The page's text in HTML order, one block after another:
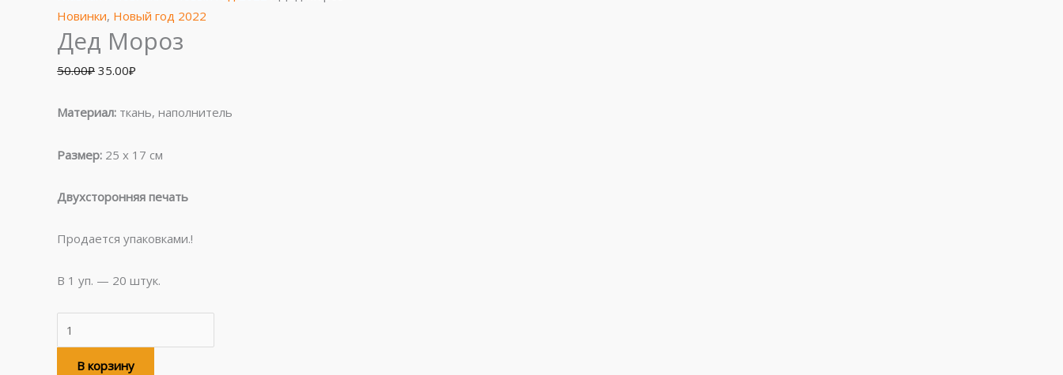
Новинки, Новый год 2022
Дед Мороз
50.00₽ 35.00₽
Материал: ткань, наполнитель
Размер: 25 х 17 см
Двухсторонняя печать
Продается упаковками.!
В 1 уп. — 20 штук.
В корзину